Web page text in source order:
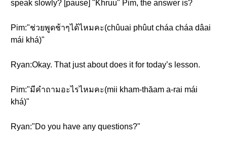
speak slowly? [pause] "Khruu" Pim, the answer is?
Pim:"ช่วยพูดช้าๆได้ไหมคะ(chûuai phûut cháa cháa dâai
mái khá)"
Ryan:Okay. That just about does it for today’s lesson.
Pim:"มีคำถามอะไรไหมคะ(mii kham-thăam a-rai mái
khá)"
Ryan:"Do you have any questions?"